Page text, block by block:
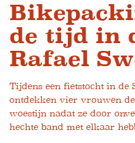
de tijd in
Rafael
Tijdens een fietstocht in de
ontdekken vier vrouwen
woestijn nadat ze door
hechte band met elkaar